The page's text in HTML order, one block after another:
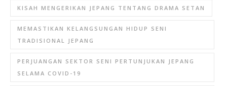
KISAH MENGERIKAN JEPANG TENTANG DRAMA SETAN
MEMASTIKAN KELANGSUNGAN HIDUP SENI
TRADISIONAL JEPANG
PERJUANGAN SEKTOR SENI PERTUNJUKAN JEPANG
SELAMA COVID-19